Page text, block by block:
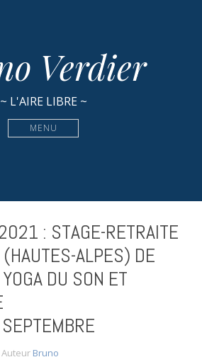
Verdier
~ L'AIRE LIBRE ~
MENU
: STAGE-RETRAITE
ALPES) DE
DU SON ET
Auteur Bruno